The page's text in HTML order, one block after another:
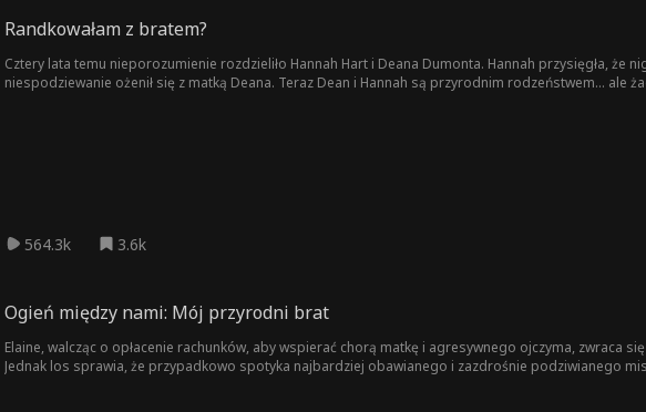
Randkowałam z bratem?
Cztery lata temu nieporozumienie rozdzieliło Hannah Hart i Deana Dumonta. Hannah przysięgła, że
niespodziewanie ożenił się z matką Deana. Teraz Dean i Hannah są przyrodnim rodzeństwem... ale
564.3k 3.6k
Ogień między nami: Mój przyrodni brat
Elaine, walcząc o opłacenie rachunków, aby wspierać chorą matkę i agresywnego ojczyma, zwraca
Jednak los sprawia, że przypadkowo spotyka najbardziej obawianego i zazdrośnie podziwianego